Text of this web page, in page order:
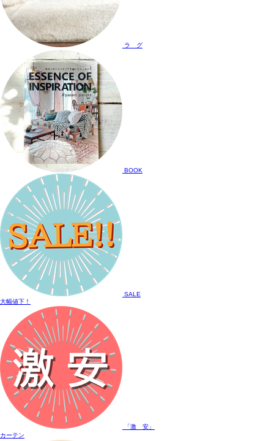
ラ グ
BOOK
SALE
大幅値下！
「激 安」
カーテン